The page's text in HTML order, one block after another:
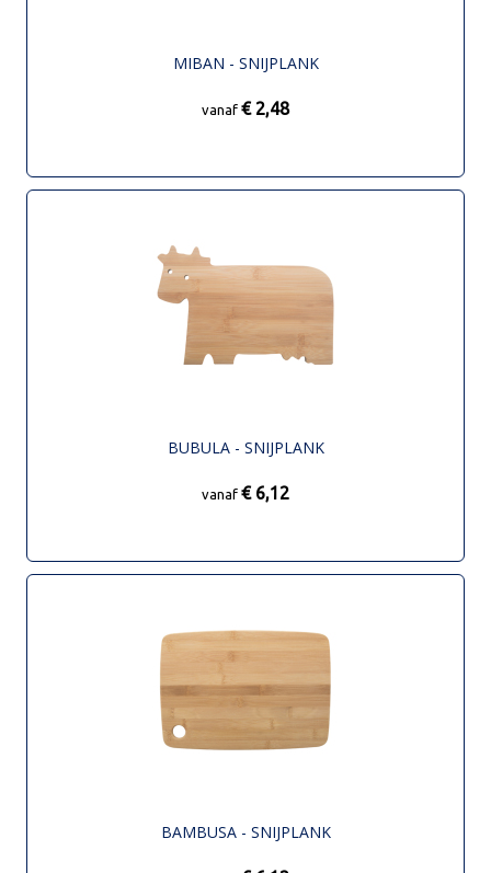
MIBAN - SNIJPLANK
vanaf € 2,48
BUBULA - SNIJPLANK
vanaf € 6,12
BAMBUSA - SNIJPLANK